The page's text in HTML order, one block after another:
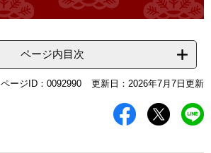
ページ内目次
ページID：0092990 更新日：2026年7月7日更新